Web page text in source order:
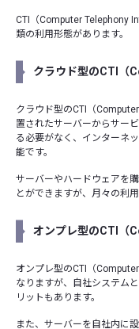
CTI（Computer Telephony
類の利用形態があります。
クラウド型のCTI（
クラウド型のCTI（
置されたサーバーからサー
る必要がなく、インターネ
能です。
サーバーやハードウェアを
とができますが、月々の利
オンプレ型のCTI（
オンプレ型のCTI（
なりますが、自社システム
リットもあります。
また、サーバーを自社内に